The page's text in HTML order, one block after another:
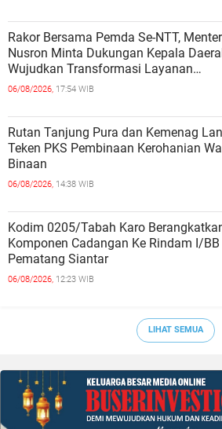
Rakor Bersama Pemda Se-NTT,
Nusron Minta Dukungan Kepala
Wujudkan Transformasi Layanan
Pertanahan
06/08/2026, 17:54 WIB
Rutan Tanjung Pura dan Kemenag
Teken PKS Pembinaan Kerohanian
Binaan
06/08/2026, 14:38 WIB
Kodim 0205/Tabah Karo
Komponen Cadangan Ke Rindam I/BB
Pematang Siantar
06/08/2026, 12:23 WIB
LIHAT SEMUA